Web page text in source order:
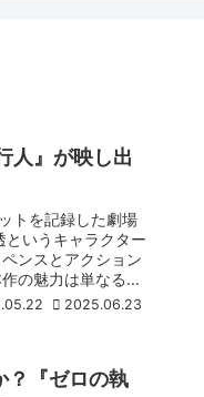
人』が映し出
トを記録した劇場
というキャラクター
ンスとアクション
の魅力は単なるエ
2025.06.23
？『ゼロの執